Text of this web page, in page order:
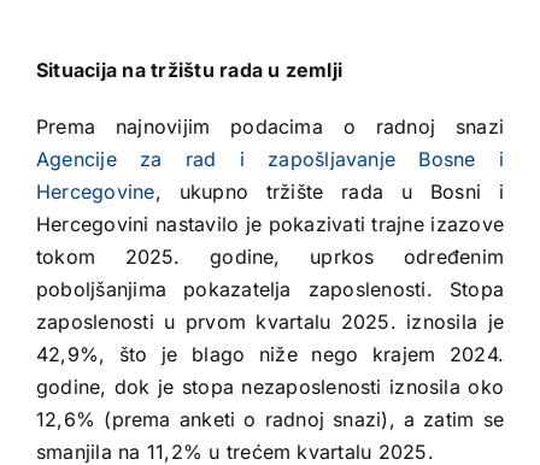
Situacija na tržištu rada u zemlji
Prema najnovijim podacima o radnoj snazi
Agencije za rad i zapošljavanje Bosne i
Hercegovine, ukupno tržište rada u Bosni i
Hercegovini nastavilo je pokazivati trajne izazove
tokom 2025. godine, uprkos određenim
poboljšanjima pokazatelja zaposlenosti. Stopa
zaposlenosti u prvom kvartalu 2025. iznosila je
42,9%, što je blago niže nego krajem 2024.
godine, dok je stopa nezaposlenosti iznosila oko
12,6% (prema anketi o radnoj snazi), a zatim se
smanjila na 11,2% u trećem kvartalu 2025.